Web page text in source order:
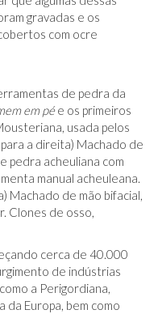
gravadas e os
com ocre
de pedra da
em pée os primeiros
usada pelos
a direita) Machado de
pedra acheuliana com
manual acheuleana.
Machado de mão bifacial,
Clones de osso,
cerca de 40.000
de indústrias
a Perigordiana,
da Europa, bem como